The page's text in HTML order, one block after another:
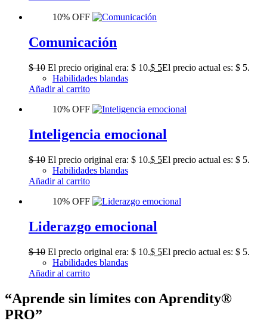
10% OFF
Comunicación
$10 El precio original era: $ 10.$ 5El precio actual es: $ 5.
Habilidades blandas
Añadir al carrito
10% OFF
Inteligencia emocional
$10 El precio original era: $ 10.$ 5El precio actual es: $ 5.
Habilidades blandas
Añadir al carrito
10% OFF
Liderazgo emocional
$10 El precio original era: $ 10.$ 5El precio actual es: $ 5.
Habilidades blandas
Añadir al carrito
“Aprende sin límites con Aprendity®
PRO”